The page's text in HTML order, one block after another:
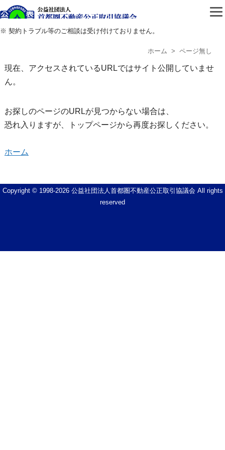
公益社団法人首都圏不
※ 契約トラブル等のご相談は受け付けておりません。
ホーム > ページ無し
現在、アクセスされているURLではサイト公開していませ
ん。
お探しのページのURLが見つからない場合は、
恐れ入りますが、トップページから再度お探しください。
ホーム
Copyright © 1998-2026 公益社団法人首都圏不動産公正取引協議会 All rights
reserved